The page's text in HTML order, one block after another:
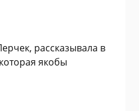
рассказывала в
якобы